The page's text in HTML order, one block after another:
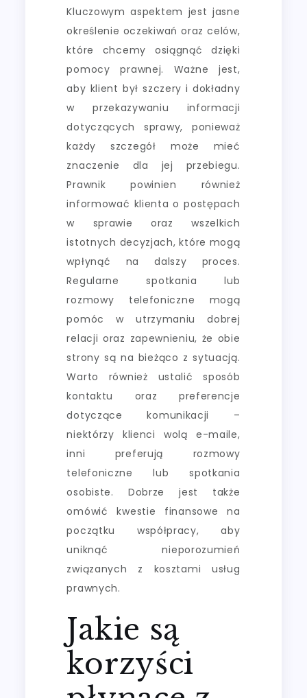
Kluczowym aspektem jest jasne
określenie oczekiwań oraz celów,
które chcemy osiągnąć dzięki
pomocy prawnej. Ważne jest,
aby klient był szczery i dokładny
w przekazywaniu informacji
dotyczących sprawy, ponieważ
każdy szczegół może mieć
znaczenie dla jej przebiegu.
Prawnik powinien również
informować klienta o postępach
w sprawie oraz wszelkich
istotnych decyzjach, które mogą
wpłynąć na dalszy proces.
Regularne spotkania lub
rozmowy telefoniczne mogą
pomóc w utrzymaniu dobrej
relacji oraz zapewnieniu, że obie
strony są na bieżąco z sytuacją.
Warto również ustalić sposób
kontaktu oraz preferencje
dotyczące komunikacji –
niektórzy klienci wolą e-maile,
inni preferują rozmowy
telefoniczne lub spotkania
osobiste. Dobrze jest także
omówić kwestie finansowe na
początku współpracy, aby
uniknąć nieporozumień
związanych z kosztami usług
prawnych.
Jakie są
korzyści